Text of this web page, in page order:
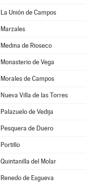
La Unión de Campos
Marzales
Medina de Rioseco
Monasterio de Vega
Morales de Campos
Nueva Villa de las Torres
Palazuelo de Vedija
Pesquera de Duero
Portillo
Quintanilla del Molar
Renedo de Esgueva